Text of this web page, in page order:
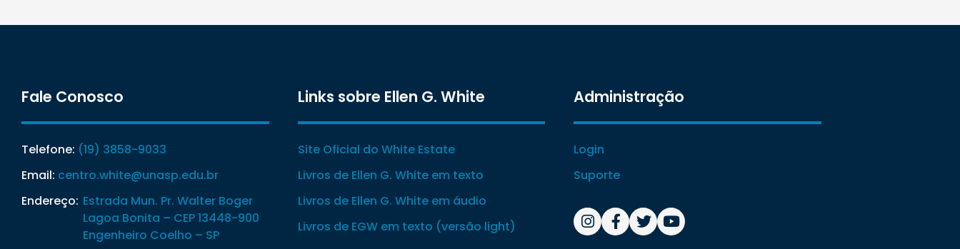
Fale Conosco
Telefone: (19) 3858-9033
Email: centro.white@unasp.edu.br
Endereço: Estrada Mun. Pr. Walter Boger
Lagoa Bonita – CEP 13448-900
Engenheiro Coelho – SP
Links sobre Ellen G. White
Site Oficial do White Estate
Livros de Ellen G. White em texto
Livros de Ellen G. White em áudio
Livros de EGW em texto (versão light)
Administração
Login
Suporte